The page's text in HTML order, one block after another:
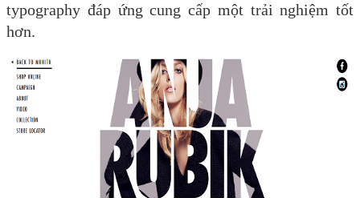
typography đáp ứng cung cấp một trải nghiệm tốt
hơn.